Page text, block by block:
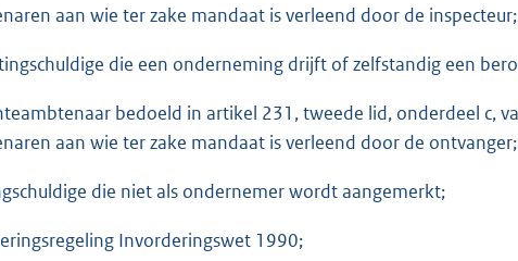
aan wie ter zake mandaat is verleend door de inspecteur;
die een onderneming drijft of zelfstandig een
bedoeld in artikel 231, tweede lid, onderdeel c,
aan wie ter zake mandaat is verleend door de ontvanger;
die niet als ondernemer wordt aangemerkt;
Invorderingswet 1990;